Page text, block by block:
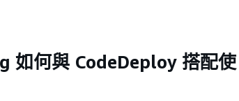
如何與 CodeDeploy 搭配使